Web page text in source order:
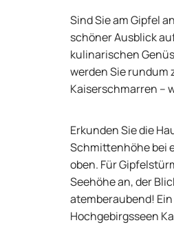
Sind Sie am Gipfel
schöner Ausblick
kulinarischen
werden Sie rundum
Kaiserschmarren –
Erkunden Sie die
Schmittenhöhe bei
oben. Für
Seehöhe an, der
atemberaubend!
Hochgebirgsseen